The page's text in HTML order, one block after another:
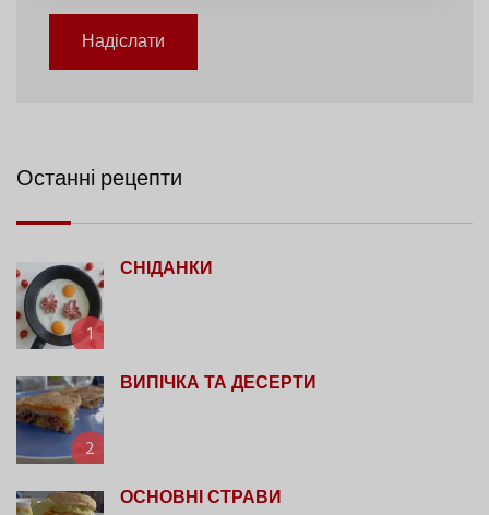
Надіслати
Останні рецепти
1
СНІДАНКИ
2
ВИПІЧКА ТА ДЕСЕРТИ
ОСНОВНІ СТРАВИ